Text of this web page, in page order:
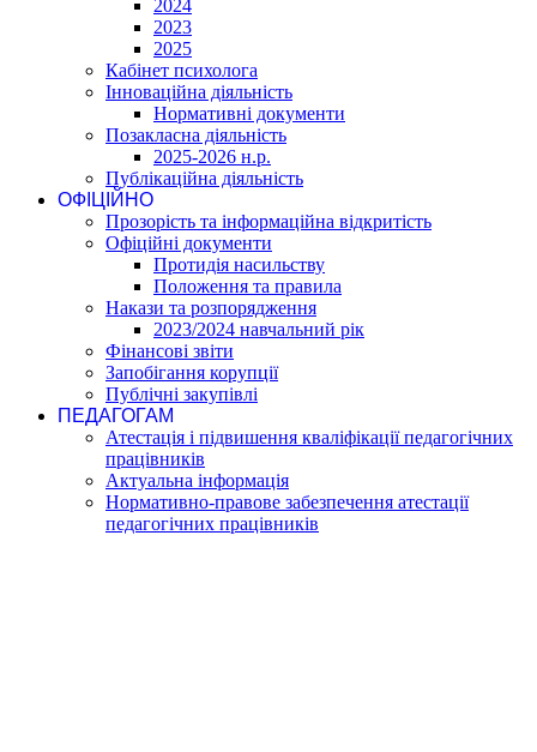
2024
2023
2025
Кабінет психолога
Інноваційна діяльність
Нормативні документи
Позакласна діяльність
2025-2026 н.р.
Публікаційна діяльність
ОФІЦІЙНО
Прозорість та інформаційна відкритість
Офіційні документи
Протидія насильству
Положення та правила
Накази та розпорядження
2023/2024 навчальний рік
Фінансові звіти
Запобігання корупції
Публічні закупівлі
ПЕДАГОГАМ
Атестація і підвишення кваліфікації педагогічних
працівників
Актуальна інформація
Нормативно-правове забезпечення атестації
педагогічних працівників